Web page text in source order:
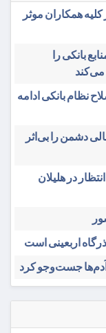
همکاران موثر
بانکی را
می‌کند
نظام بانکی ادامه
دشمن را بی‌اثر
ایلام پس از ۲۰ سال انتظار در هلیلان
اربعینی است
آدم‌ها جست‌وجو کرد